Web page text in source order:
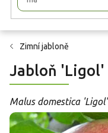
Zimní jabloně
Jabloň 'Ligol'
Malus domestica 'Ligol'